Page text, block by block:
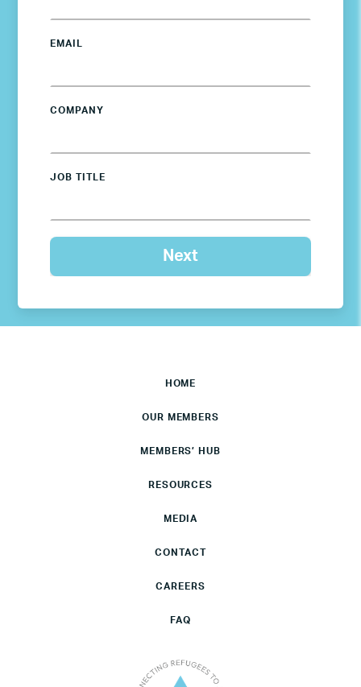
EMAIL
COMPANY
JOB TITLE
HOME
OUR MEMBERS
MEMBERS’ HUB
RESOURCES
MEDIA
CONTACT
CAREERS
FAQ